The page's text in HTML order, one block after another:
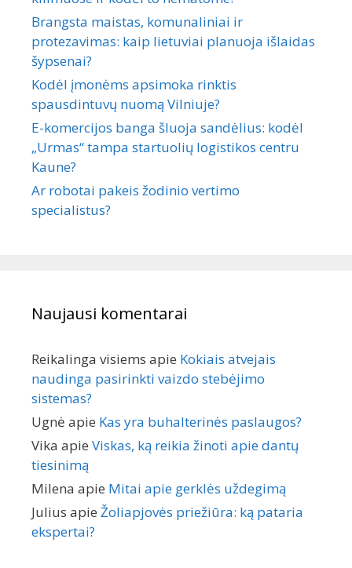
Brangsta maistas, komunaliniai ir
protezavimas: kaip lietuviai planuoja išlaidas
šypsenai?
Kodėl įmonėms apsimoka rinktis
spausdintuvų nuomą Vilniuje?
E-komercijos banga šluoja sandėlius: kodėl
„Urmas“ tampa startuolių logistikos centru
Kaune?
Ar robotai pakeis žodinio vertimo
specialistus?
Naujausi komentarai
Reikalinga visiems apie Kokiais atvejais
naudinga pasirinkti vaizdo stebėjimo
sistemas?
Ugnė apie Kas yra buhalterinės paslaugos?
Vika apie Viskas, ką reikia žinoti apie dantų
tiesinimą
Milena apie Mitai apie gerklės uždegimą
Julius apie Žoliapjovės priežiūra: ką pataria
ekspertai?